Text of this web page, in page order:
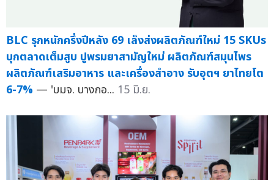
BLC รุกหนักครึ่งปีหลัง 69 เล็งส่งผลิตภัณฑ์ใหม่ 15 SKUs
บุกตลาดเต็มสูบ ปูพรมยาสามัญใหม่ ผลิตภัณฑ์สมุนไพร
ผลิตภัณฑ์เสริมอาหาร และเครื่องสำอาง รับอุตฯ ยาไทยโต
6-7% — 'บมจ. บางกอ... 15 มิ.ย.